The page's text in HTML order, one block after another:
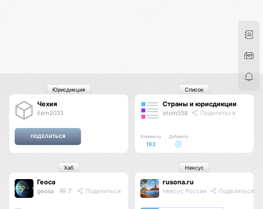
Чехия
item2033
Юрисдикция
Страны и юрисдикции
atom558 Поделиться
Элементы
193
Добавить
Список
Геоса
geosa 7 Поделиться
Хаб
rusona.ru
Нексус России Поделиться
Нексус